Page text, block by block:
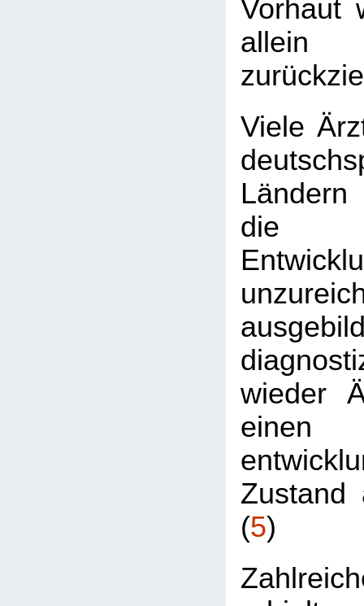
Vorhaut
allein
Viele
die
wieder
einen
Zustand
(5)